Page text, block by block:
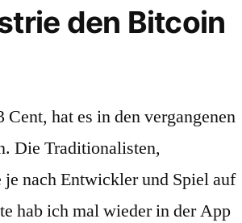
den Bitcoin
hat es in den vergangenen
Die Traditionalisten,
nach Entwickler und Spiel auf
hab ich mal wieder in der App